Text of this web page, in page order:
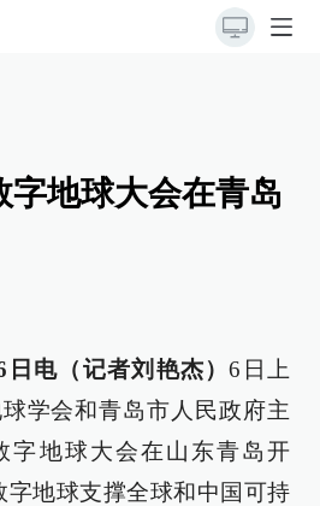
字地球大会在青岛
日电（记者刘艳杰）6日上
学会和青岛市人民政府主
字地球大会在山东青岛开
字地球支撑全球和中国可持